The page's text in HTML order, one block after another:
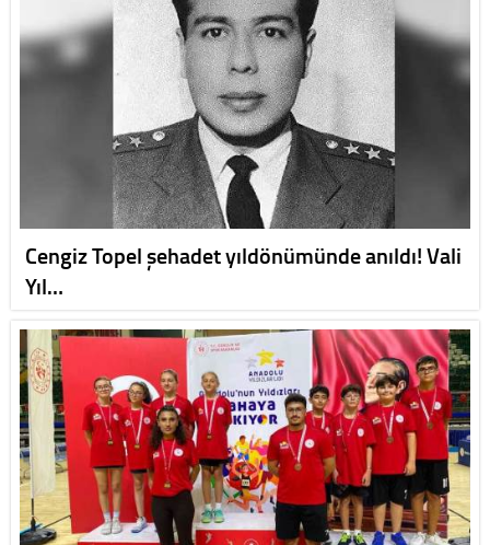
Cengiz Topel şehadet yıldönümünde anıldı! Vali
Yıl…